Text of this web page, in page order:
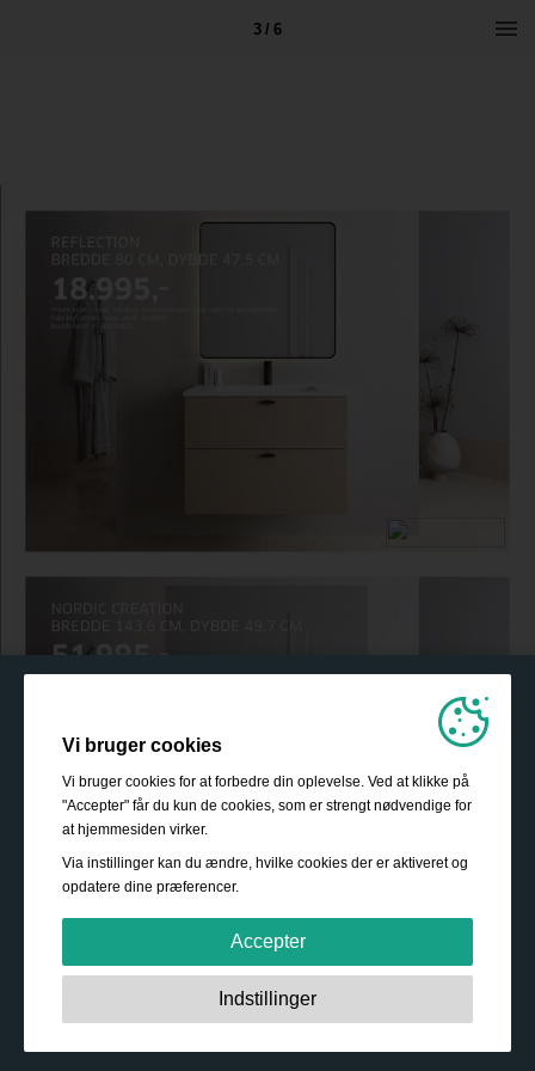
3 / 6
Vi bruger cookies
Vi bruger cookies for at forbedre din oplevelse. Ved at klikke på
"Accepter" får du kun de cookies, som er strengt nødvendige for
at hjemmesiden virker.
Via instillinger kan du ændre, hvilke cookies der er aktiveret og
opdatere dine præferencer.
Accepter
Strengt nødvendige:
Disse cookies er essentielle for at
sikre grundlæggende funktionalitet såsom navigation,
Indstillinger